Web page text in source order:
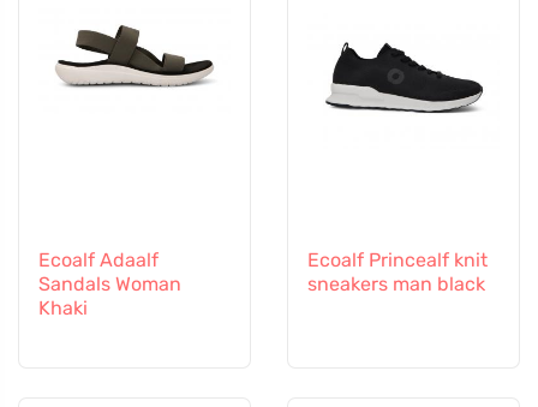
Ecoalf Adaalf
Sandals Woman
Khaki
Ecoalf Princealf knit
sneakers man black